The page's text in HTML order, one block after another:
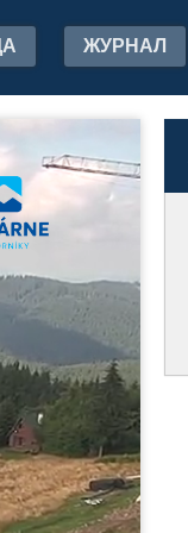
ЖУРНАЛ